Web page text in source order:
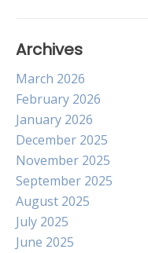
Archives
March 2026
February 2026
January 2026
December 2025
November 2025
September 2025
August 2025
July 2025
June 2025